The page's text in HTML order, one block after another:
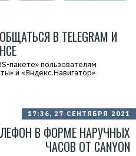
В TELEGRAM И
пакете» пользователям
и «Яндекс.Навигатор»
17:36, 27 СЕНТЯБРЯ 2021
В ФОРМЕ НАРУЧНЫХ
ЧАСОВ ОТ СANYON